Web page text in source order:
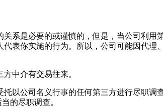
系是必要的或谨慎的，但是，当公司利用
表你实施的行为。所以，公司可能因代理
中介有交易往来。
以公司名义行事的任何第三方进行尽职调
的尽职调查。